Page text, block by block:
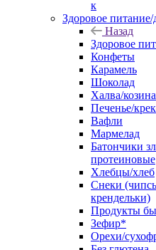
к
Здоровое
Назад
Здоровое
Конфеты
Карамель
Шоколад
Халва/
Печенье/
Вафли
Мармелад
Батончики
протеиновые
Хлебцы/хлеб
Снеки
крендельки)
Продукты
Зефир*
Орехи/